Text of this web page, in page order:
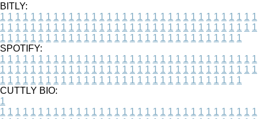
BITLY:
1 1 1 1 1 1 1 1 1 1 1 1 1 1 1 1 1 1 1 1 1 1 1 1 1 1 1 1 1 1 1 1 1 1
1 1 1 1 1 1 1 1 1 1 1 1 1 1 1 1 1 1 1 1 1 1 1 1 1 1 1 1 1 1 1 1 1 1
1 1 1 1 1 1 1 1 1 1 1 1 1 1 1 1 1 1 1 1 1 1 1 1 1 1 1 1 1 1 1 1
SPOTIFY:
1 1 1 1 1 1 1 1 1 1 1 1 1 1 1 1 1 1 1 1 1 1 1 1 1 1 1 1 1 1 1 1 1 1
1 1 1 1 1 1 1 1 1 1 1 1 1 1 1 1 1 1 1 1 1 1 1 1 1 1 1 1 1 1 1 1 1 1
1 1 1 1 1 1 1 1 1 1 1 1 1 1 1 1 1 1 1 1 1 1 1 1 1 1 1 1 1 1 1 1
CUTTLY BIO:
1
1 1 1 1 1 1 1 1 1 1 1 1 1 1 1 1 1 1 1 1 1 1 1 1 1 1 1 1 1 1 1 1 1 1